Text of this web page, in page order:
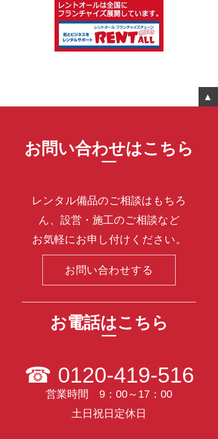
お問い合わせはこちら
レンタル備品のご相談はもちろ
ん、設営・施工のご相談など
お気軽にお申し付けください。
お問い合わせする
お電話はこちら
☎ 0120-419-516
営業時間 9：00～17：00
土日祝日定休日